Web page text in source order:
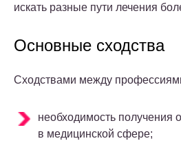
искать разные пути лечения
Основные сходства
Сходствами между
необходимость получения
в медицинской сфере;